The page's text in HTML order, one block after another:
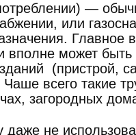
—
или
Главное
вполне может быть
(пристрой,
всего такие
загородных
даже не